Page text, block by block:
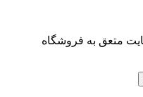
متعق به فروشگاه